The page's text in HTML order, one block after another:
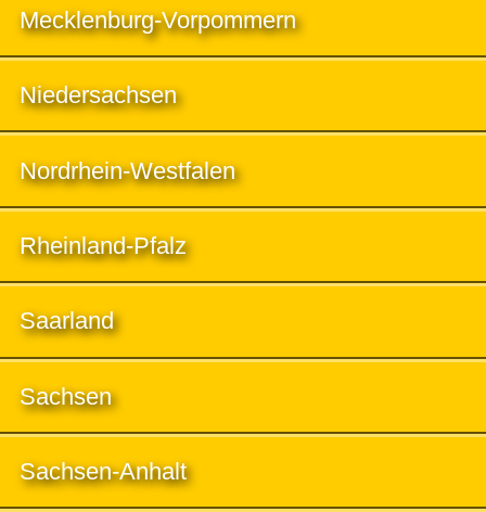
Mecklenburg-Vorpommern
Niedersachsen
Nordrhein-Westfalen
Rheinland-Pfalz
Saarland
Sachsen
Sachsen-Anhalt